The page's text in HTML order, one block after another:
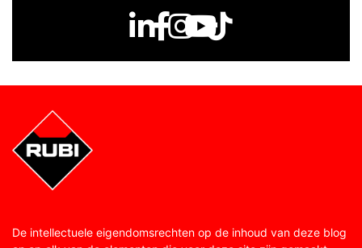
De intellectuele eigendomsrechten op de inhoud van deze blog